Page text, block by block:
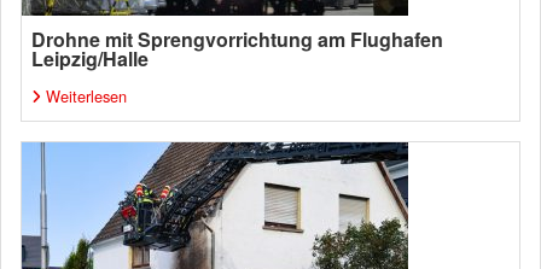
Drohne mit Sprengvorrichtung am Flughafen
Leipzig/Halle
Weiterlesen